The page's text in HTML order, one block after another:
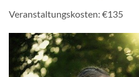
Veranstaltungskosten: €135